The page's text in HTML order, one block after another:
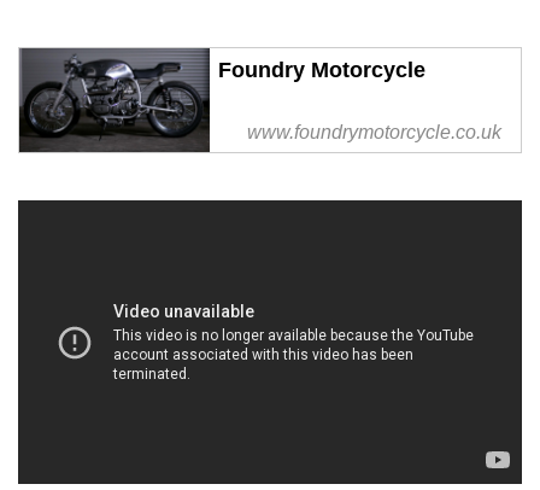
Foundry Motorcycle
www.foundrymotorcycle.co.uk